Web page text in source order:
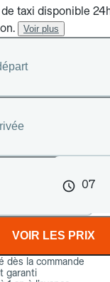
taxi disponible
Voir plus
07
VOIR LES PRIX
dès la commande
garanti